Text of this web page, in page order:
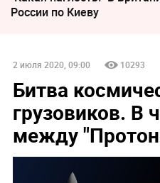
России по Киеву
2 июля 2020, 09:00 10293
Битва
грузовиков. В
между